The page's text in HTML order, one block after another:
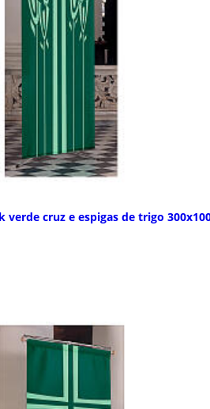
verde cruz e espigas de trigo